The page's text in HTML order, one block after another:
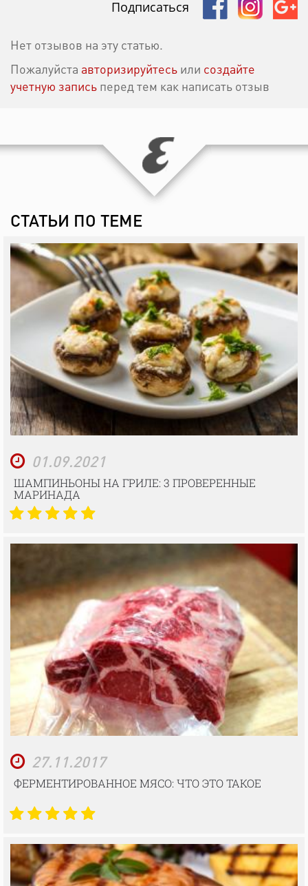
Подписаться
Нет отзывов на эту статью.
Пожалуйста авторизируйтесь или создайте
учетную запись перед тем как написать отзыв
СТАТЬИ ПО ТЕМЕ
01.09.2021
ШАМПИНЬОНЫ НА ГРИЛЕ: 3 ПРОВЕРЕННЫЕ
МАРИНАДА
27.11.2017
ФЕРМЕНТИРОВАННОЕ МЯСО: ЧТО ЭТО ТАКОЕ